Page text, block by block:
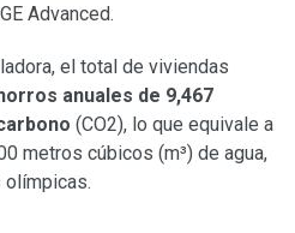
Advanced.
el total de viviendas
anuales de 9,467
(CO2), lo que equivale a
metros cúbicos (m³) de agua,
olímpicas.